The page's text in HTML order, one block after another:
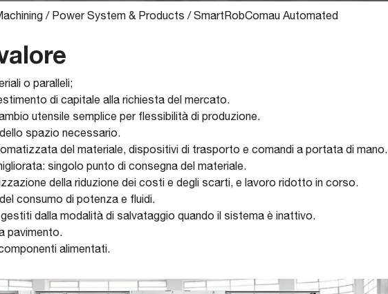
/ Power System & Products /SmartRobComau Automated
o paralleli;
di capitale alla richiesta del mercato.
utensile semplice per flessibilità di produzione.
spazio necessario.
del materiale, dispositivi di trasporto e comandi a portata di mano.
singolo punto di consegna del materiale.
della riduzione dei costi e degli scarti, e lavoro ridotto in corso.
consumo di potenza e fluidi.
dalla modalità di salvataggio quando il sistema è inattivo.
pavimento.
alimentati.